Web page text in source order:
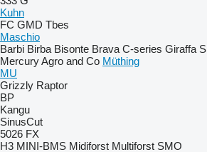
Kuhn
FC GMD Tbes
Maschio
Barbi Birba Bisonte Brava C-series Giraffa S
Mercury Agro and Co Müthing
MU
Grizzly Raptor
BP
Kangu
SinusCut
5026 FX
H3 MINI-BMS Midiforst Multiforst SMO